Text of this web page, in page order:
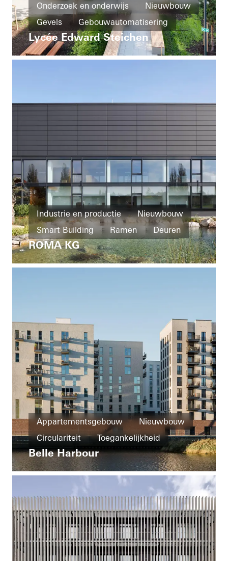
Onderzoek en onderwijs
Nieuwbouw
Gevels
Gebouwautomatisering
Deuren
Ventilatie Luxembourg
Lycée Edward Steichen
Industrie en productie
Nieuwbouw
Smart Building
Ramen
Deuren
Gevels
Ventilatie
Zonwering
Veiligheid
Gebouwautomatisering
ROMA KG
Appartementsgebouw
Nieuwbouw
Circulariteit
Toegankelijkheid
Ramen
Deuren
Ventilatie
Germany
Belle Harbour